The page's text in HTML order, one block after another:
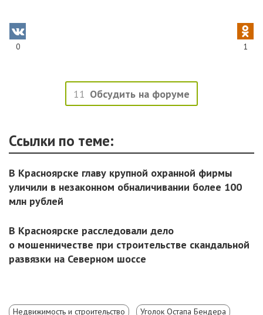
0 1
11 Обсудить на форуме
Ссылки по теме:
В Красноярске главу крупной охранной фирмы
уличили в незаконном обналичивании более 100
млн рублей
В Красноярске расследовали дело
о мошенничестве при строительстве скандальной
развязки на Северном шоссе
Недвижимость и строительство Уголок Остапа Бендера